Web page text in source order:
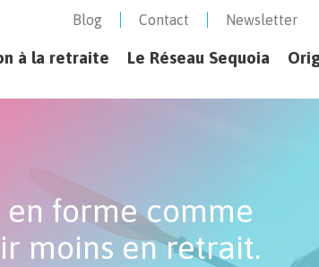
Blog Contact Newsletter
à la retraite Le Réseau Sequoia
en forme comme
moins en retrait.